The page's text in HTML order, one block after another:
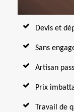
Devis et
Sans
Artisan
Prix
Travail de